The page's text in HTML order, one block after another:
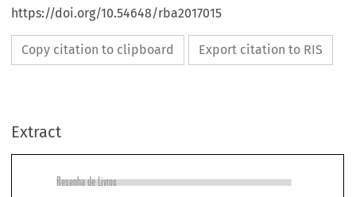
https://doi.org/10.54648/rba2017015
Copy citation to clipboard Export citation to RIS
Extract

Resenha de Livros
Contracts